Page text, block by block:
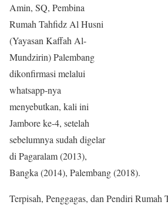
Amin, SQ, Pembina
Rumah Tahfidz Al Husni
(Yayasan Kaffah Al-
Mundzirin) Palembang
dikonfirmasi melalui
whatsapp-nya
menyebutkan, kali ini
Jambore ke-4, setelah
sebelumnya sudah digelar
di Pagaralam (2013),
Bangka (2014), Palembang (2018).
Terpisah, Penggagas, dan Pendiri Rumah